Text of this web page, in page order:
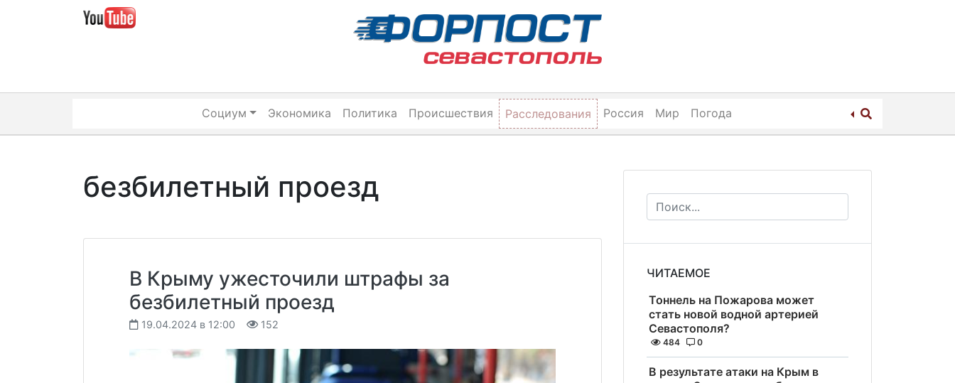
Социум Экономика Политика Происшествия Расследования Россия Мир Погода
безбилетный проезд
В Крыму ужесточили штрафы за
безбилетный проезд
19.04.2024 в 12:00 152
ЧИТАЕМОЕ
Тоннель на Пожарова может
стать новой водной артерией
Севастополя?
484 0
В результате атаки на Крым в